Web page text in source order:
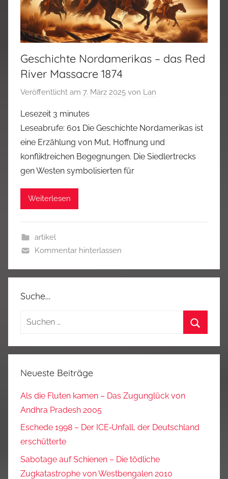
Geschichte Nordamerikas – das Red
River Massacre 1874
Veröffentlicht am 7. März 2025 von Lan
Lesezeit 3 minutes
Leseabrufe: 601 Die Geschichte Nordamerikas ist
eine Erzählung von Mut, Hoffnung und
konfliktreichen Begegnungen. Die Siedlertrecks
gen Westen symbolisierten für
Weiterlesen
artikel
Kommentar hinterlassen
Suche…
Suchen
Neueste Beiträge
Als die Fluten kamen – Das Zugunglück von
Andhra Pradesh 2005
Eschede 1998 – Der ICE‑Unfall, der Deutschland
erschütterte
Sabotage auf Schienen – Die tödliche
Zugkatastrophe von Westbengalen 2010